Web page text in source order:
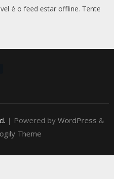
é o feed estar offline. Tente
| Powered by WordPress &
Theme